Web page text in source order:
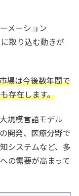
メーション
取り込む動きが
場は今後数年間で
存在します。
規模言語モデル
開発、医療分野で
システムなど、多
の需要が高まって